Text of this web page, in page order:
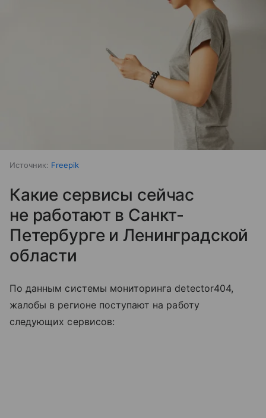
Источник: Freepik
Какие сервисы сейчас
не работают в Санкт-
Петербурге и Ленинградской
области
По данным системы мониторинга detector404,
жалобы в регионе поступают на работу
следующих сервисов: